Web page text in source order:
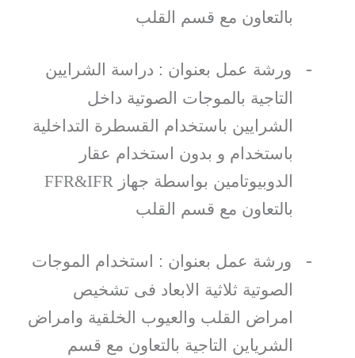
بالتعاون مع قسم القلب
-
ورشة عمل بعنوان : دراسة الشرايين
التاجية بالموجات الصوتية داخل
الشرايين باستخدام القسطرة التداخلية
باستخدام و بدون استخدام عقار
الدوبيوتامين بواسطة جهاز FFR&IFR
بالتعاون مع قسم القلب
-
ورشة عمل بعنوان : استخدام الموجات
الصوتية ثلاثية الابعاد فى تشخيص
امراض القلب والعيوب الخلقية وامراض
الشرياين التاجية بالتعاون مع قسم